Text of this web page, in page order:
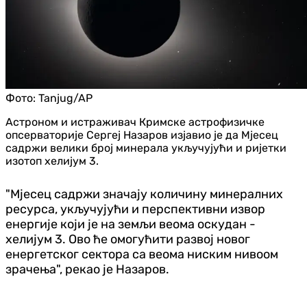
Фото: Tanjug/AP
Астроном и истраживач Кримске астрофизичке
опсерваторије Сергеј Назаров изјавио је да Мјесец
садржи велики број минерала укључујући и ријетки
изотоп хелијум 3.
"Мјесец садржи значају количину минералних
ресурса, укључујући и перспективни извор
енергије који је на земљи веома оскудан -
хелијум 3. Ово ће омогућити развој новог
енергетског сектора са веома ниским нивоом
зрачења", рекао је Назаров.